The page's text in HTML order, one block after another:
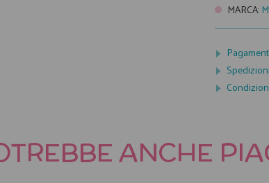
MARCA:
Spedizioni
ANCHE